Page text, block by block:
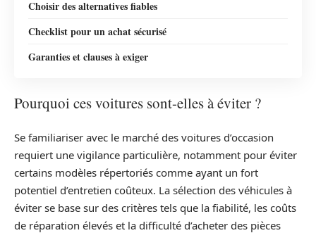
Choisir des alternatives fiables
Checklist pour un achat sécurisé
Garanties et clauses à exiger
Pourquoi ces voitures sont-elles à éviter ?
Se familiariser avec le marché des voitures d’occasion
requiert une vigilance particulière, notamment pour éviter
certains modèles répertoriés comme ayant un fort
potentiel d’entretien coûteux. La sélection des véhicules à
éviter se base sur des critères tels que la fiabilité, les coûts
de réparation élevés et la difficulté d’acheter des pièces